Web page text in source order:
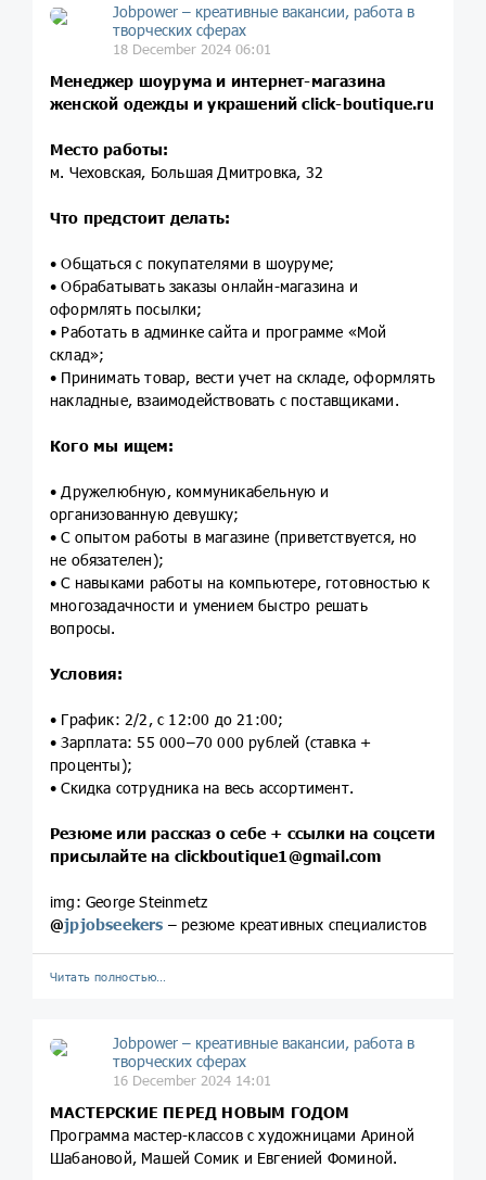
Jobpower – креативные вакансии, работа в
творческих сферах
18 December 2024 06:01
Менеджер шоурума и интернет-магазина
женской одежды и украшений click-boutique.ru
Место работы:
м. Чеховская, Большая Дмитровка, 32
Что предстоит делать:
• Общаться с покупателями в шоуруме;
• Обрабатывать заказы онлайн-магазина и
оформлять посылки;
• Работать в админке сайта и программе «Мой
склад»;
• Принимать товар, вести учет на складе, оформлять
накладные, взаимодействовать с поставщиками.
Кого мы ищем:
• Дружелюбную, коммуникабельную и
организованную девушку;
• С опытом работы в магазине (приветствуется, но
не обязателен);
• С навыками работы на компьютере, готовностью к
многозадачности и умением быстро решать
вопросы.
Условия:
• График: 2/2, с 12:00 до 21:00;
• Зарплата: 55 000–70 000 рублей (ставка +
проценты);
• Скидка сотрудника на весь ассортимент.
Резюме или рассказ о себе + ссылки на соцсети
присылайте на clickboutique1@gmail.com
img: George Steinmetz
@jpjobseekers – резюме креативных специалистов
Читать полностью…
Jobpower – креативные вакансии, работа в
творческих сферах
16 December 2024 14:01
МАСТЕРСКИЕ ПЕРЕД НОВЫМ ГОДОМ
Программа мастер-классов с художницами Ариной
Шабановой, Машей Сомик и Евгенией Фоминой.